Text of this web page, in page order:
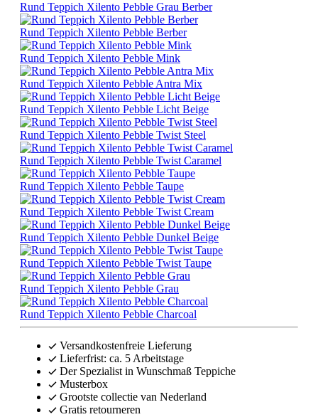
Rund Teppich Xilento Pebble Grau Berber
Rund Teppich Xilento Pebble Berber
Rund Teppich Xilento Pebble Mink
Rund Teppich Xilento Pebble Antra Mix
Rund Teppich Xilento Pebble Licht Beige
Rund Teppich Xilento Pebble Twist Steel
Rund Teppich Xilento Pebble Twist Caramel
Rund Teppich Xilento Pebble Taupe
Rund Teppich Xilento Pebble Twist Cream
Rund Teppich Xilento Pebble Dunkel Beige
Rund Teppich Xilento Pebble Twist Taupe
Rund Teppich Xilento Pebble Grau
Rund Teppich Xilento Pebble Charcoal
Versandkostenfreie Lieferung
Lieferfrist: ca. 5 Arbeitstage
Der Spezialist in Wunschmaß Teppiche
Musterbox
Grootste collectie van Nederland
Gratis retourneren